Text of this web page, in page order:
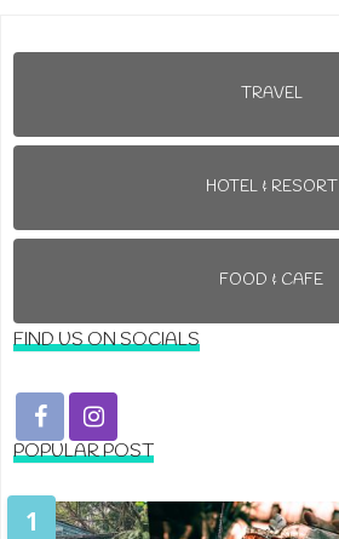
TRAVEL
HOTEL & RESORT
FOOD & CAFE
FIND US ON SOCIALS
POPULAR POST
1